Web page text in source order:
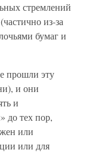
стремлений
из-за
бумаг и
прошли эту
и они
и
до тех пор,
или
или для